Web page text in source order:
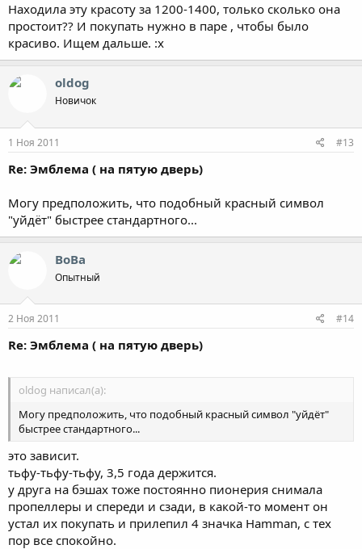
Находила эту красоту за 1200-1400, только сколько она
простоит?? И покупать нужно в паре , чтобы было
красиво. Ищем дальше. :x
oldog
Новичок
1 Ноя 2011 #13
Re: Эмблема ( на пятую дверь)
Могу предположить, что подобный красный символ
"уйдёт" быстрее стандартного...
ВоВа
Опытный
2 Ноя 2011 #14
Re: Эмблема ( на пятую дверь)
oldog написал(а):
Могу предположить, что подобный красный символ "уйдёт"
быстрее стандартного...
это зависит.
тьфу-тьфу-тьфу, 3,5 года держится.
у друга на бэшах тоже постоянно пионерия снимала
пропеллеры и спереди и сзади, в какой-то момент он
устал их покупать и прилепил 4 значка Hamman, с тех
пор все спокойно.